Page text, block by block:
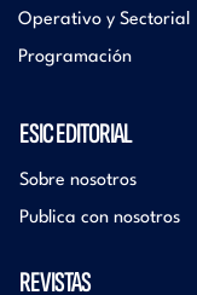
Operativo y Sectorial
Programación
ESIC EDITORIAL
Sobre nosotros
Publica con nosotros
REVISTAS